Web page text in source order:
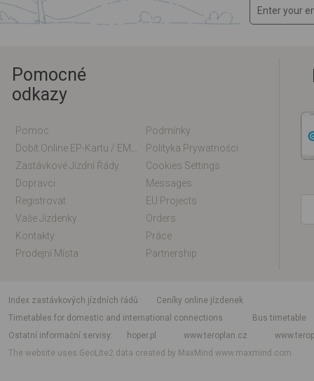
Pomocné
odkazy
Pomoc
Podmínky
Polityka Prywatności
Zastávkové Jízdní Řády
Cookies Settings
Dopravci
Messages
Registrovat
EU Projects
Vaše Jízdenky
Orders
Kontakty
Práce
Prodejní Místa
Partnership
index zastávkových jízdních řádů
Ceníky online jízdenek
Timetables for domestic and international connections
Bus timetable
Ostatní informační servisy
hoper.pl www.teroplan.cz
The website uses GeoLite2 data created by MaxMindwww.maxmind.com